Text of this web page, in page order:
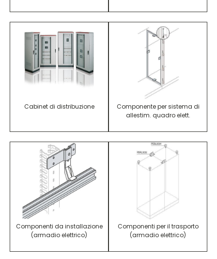
Cabinet di distribuzione
Componente per sistema di
allestim. quadro elett.
Componenti da installazione
(armadio elettrico)
Componenti per il trasporto
(armadio elettrico)